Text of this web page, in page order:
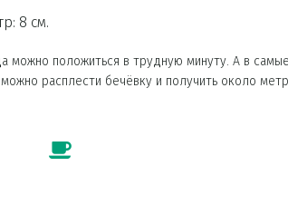
8 см.
можно положиться в трудную минуту. А в самые
расплести бечёвку и получить около